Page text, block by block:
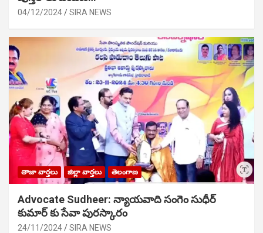
04/12/2024 SIRA NEWS
తాజా వార్తలు జిల్లా వార్తలు తెలంగాణ
Advocate Sudheer: న్యాయవాది సంగెం సుధీర్
కుమార్ కు సేవా పురస్కారం
24/11/2024 SIRA NEWS